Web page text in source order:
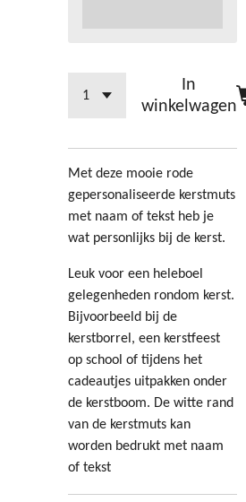
In
winkelwagen
Met deze mooie rode
gepersonaliseerde kerstmuts
met naam of tekst heb je
wat personlijks bij de kerst.
Leuk voor een heleboel
gelegenheden rondom kerst.
Bijvoorbeeld bij de
kerstborrel, een kerstfeest
op school of tijdens het
cadeautjes uitpakken onder
de kerstboom. De witte rand
van de kerstmuts kan
worden bedrukt met naam
of tekst